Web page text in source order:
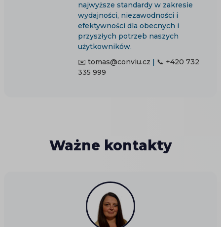
najwyższe standardy w zakresie
wydajności, niezawodności i
efektywności dla obecnych i
przyszłych potrzeb naszych
użytkowników.
✉️ tomas@conviu.cz | 📞 +420 732
335 999
Ważne kontakty